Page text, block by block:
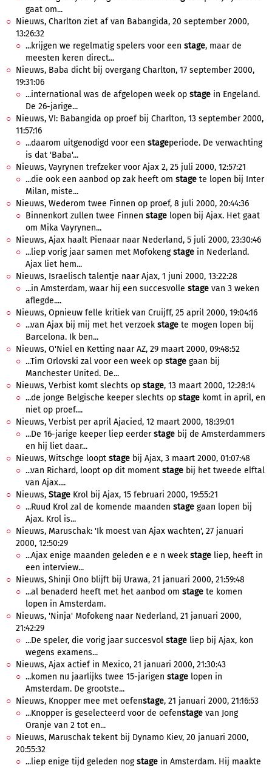
gaat om...
Nieuws, Charlton ziet af van Babangida, 20 september 2000,
13:26:32
...krijgen we regelmatig spelers voor een stage, maar de
meesten keren direct...
Nieuws, Baba dicht bij overgang Charlton, 17 september 2000,
19:31:06
...international was de afgelopen week op stage in Engeland.
De 26-jarige...
Nieuws, VI: Babangida op proef bij Charlton, 13 september 2000,
11:57:16
...daarom uitgenodigd voor een stageperiode. De verwachting
is dat 'Baba'...
Nieuws, Vayrynen trefzeker voor Ajax 2, 25 juli 2000, 12:57:21
...die ook een aanbod op zak heeft om stage te lopen bij Inter
Milan, miste...
Nieuws, Wederom twee Finnen op proef, 8 juli 2000, 20:44:36
Binnenkort zullen twee Finnen stage lopen bij Ajax. Het gaat
om Mika Vayrynen...
Nieuws, Ajax haalt Pienaar naar Nederland, 5 juli 2000, 23:30:46
...liep vorig jaar samen met Mofokengstage in Nederland.
Ajax liet hem...
Nieuws, Israelisch talentje naar Ajax, 1 juni 2000, 13:22:28
...in Amsterdam, waar hij een succesvolle stage van 3 weken
aflegde....
Nieuws, Opnieuw felle kritiek van Cruijff, 25 april 2000, 19:04:16
...van Ajax bij mij met het verzoek stage te mogen lopen bij
Barcelona. Ik ben...
Nieuws, O'Niel en Ketting naar AZ, 29 maart 2000, 09:48:52
...Tim Orlovski zal voor een week op stage gaan bij
Manchester United. De...
Nieuws, Verbist komt slechts op stage, 13 maart 2000, 12:28:14
...de jonge Belgische keeper slechts op stage komt in april, en
niet op proef....
Nieuws, Verbist per april Ajacied, 12 maart 2000, 18:39:01
...De 16-jarige keeper liep eerderstage bij de Amsterdammers
en hij liet daar...
Nieuws, Witschge loopt stage bij Ajax, 3 maart 2000, 01:07:48
...van Richard, loopt op dit moment stage bij het tweede elftal
van Ajax....
Nieuws, Stage Krol bij Ajax, 15 februari 2000, 19:55:21
...Ruud Krol zal de komende maanden stage gaan lopen bij
Ajax. Krol is...
Nieuws, Maruschak: 'Ik moest van Ajax wachten', 27 januari
2000, 12:50:29
...Ajax enige maanden geleden e e n week stage liep, heeft in
een interview...
Nieuws, Shinji Ono blijft bij Urawa, 21 januari 2000, 21:59:48
...al benaderd heeft met het aanbod om stage te komen
lopen in Amsterdam.
Nieuws, 'Ninja' Mofokeng naar Nederland, 21 januari 2000,
21:42:29
...De speler, die vorig jaar succesvol stage liep bij Ajax, kon
wegens examens...
Nieuws, Ajax actief in Mexico, 21 januari 2000, 21:30:43
...komen nu jaarlijks twee 15-jarigen stage lopen in
Amsterdam. De grootste...
Nieuws, Knopper mee met oefenstage, 21 januari 2000, 21:16:53
...Knopper is geselecteerd voor de oefenstage van Jong
Oranje van 2 tot en...
Nieuws, Maruschak tekent bij Dynamo Kiev, 20 januari 2000,
20:55:32
...liep enige tijd geleden nogstage in Amsterdam. Hij maakte